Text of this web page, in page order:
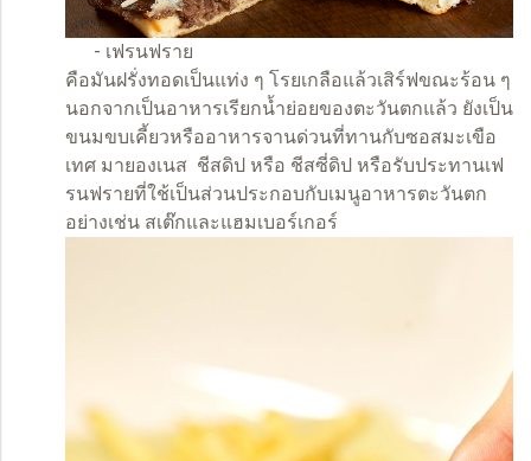
- เฟรนฟราย
คือมันฝรั่งทอดเป็นแท่ง ๆ โรยเกลือแล้วเสิร์ฟขณะร้อน ๆ
นอกจากเป็นอาหารเรียกน้ำย่อยของตะวันตกแล้ว ยังเป็น
ขนมขบเคี้ยวหรืออาหารจานด่วนที่ทานกับซอสมะเขือ
เทศ มายองเนส ชีสดิป หรือ ชีสซี่ดิป หรือรับประทานเฟ
รนฟรายที่ใช้เป็นส่วนประกอบกับเมนูอาหารตะวันตก
อย่างเช่น สเต๊กและแฮมเบอร์เกอร์